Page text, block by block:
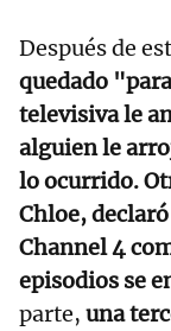
Después de
quedado
televisiva le
alguien le
lo ocurrido.
Chloe,
Channel 4
episodios se
parte, una